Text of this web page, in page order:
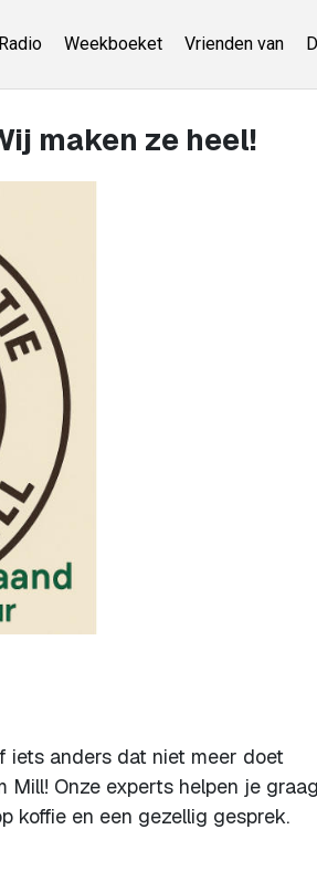
Radio Weekboeket Vrienden van
maken ze heel!
iets anders dat niet meer doet
Onze experts helpen je
koffie en een gezellig gesprek.